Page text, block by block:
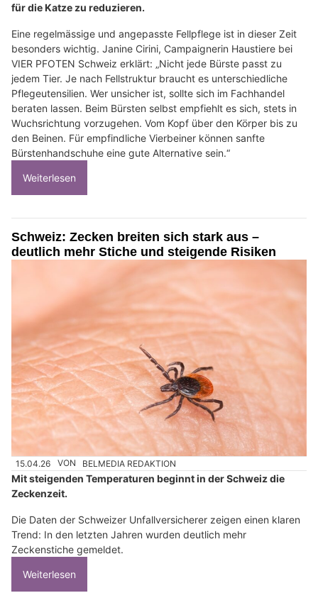
für die Katze zu reduzieren.
Eine regelmässige und angepasste Fellpflege ist in dieser Zeit
besonders wichtig. Janine Cirini, Campaignerin Haustiere bei
VIER PFOTEN Schweiz erklärt: „Nicht jede Bürste passt zu
jedem Tier. Je nach Fellstruktur braucht es unterschiedliche
Pflegeutensilien. Wer unsicher ist, sollte sich im Fachhandel
beraten lassen. Beim Bürsten selbst empfiehlt es sich, stets in
Wuchsrichtung vorzugehen. Vom Kopf über den Körper bis zu
den Beinen. Für empfindliche Vierbeiner können sanfte
Bürstenhandschuhe eine gute Alternative sein.“
Weiterlesen
Schweiz: Zecken breiten sich stark aus –
deutlich mehr Stiche und steigende Risiken
15.04.26 VON BELMEDIA REDAKTION
Mit steigenden Temperaturen beginnt in der Schweiz die
Zeckenzeit.
Die Daten der Schweizer Unfallversicherer zeigen einen klaren
Trend: In den letzten Jahren wurden deutlich mehr
Zeckenstiche gemeldet.
Weiterlesen